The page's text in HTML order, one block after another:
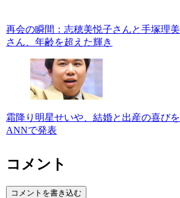
再会の瞬間：志穂美悦子さんと手塚理美
さん、年齢を超えた輝き
霜降り明星せいや、結婚と出産の喜びを
ANNで発表
コメント
コメントを書き込む